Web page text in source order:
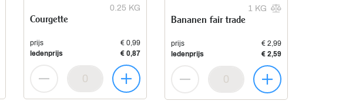
0.25 KG
Courgette
prijs
€ 0,99
ledenprijs
€ 0,87
1 KG
Bananen fair trade
prijs
€ 2,99
ledenprijs
€ 2,59